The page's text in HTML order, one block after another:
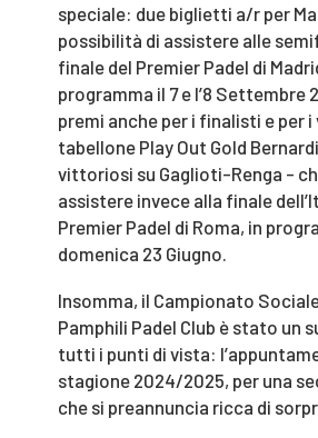
speciale: due biglietti a/r per
possibilità di assistere alle
finale del Premier Padel di
programma il 7 e l’8 Settembre
premi anche per i finalisti e per
tabellone Play Out Gold
vittoriosi su Gaglioti-Renga -
assistere invece alla finale
Premier Padel di Roma, in
domenica 23 Giugno.
Insomma, il Campionato
Pamphili Padel Club è stato un
tutti i punti di vista:
stagione 2024/2025, per una
che si preannuncia ricca di